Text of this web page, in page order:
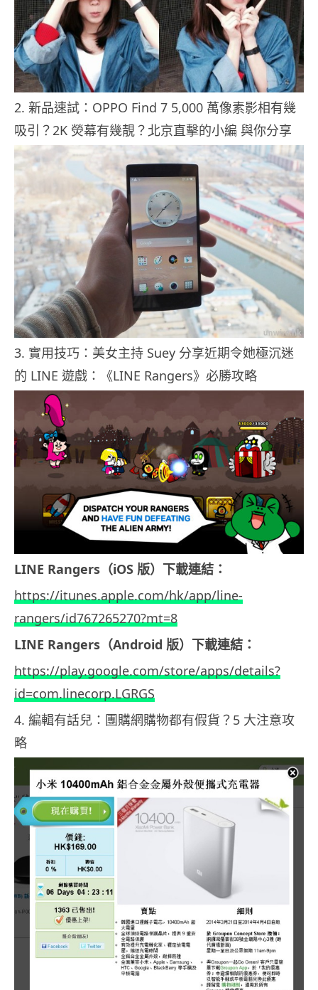
2. 新品速試：OPPO Find 7 5,000 萬像素影相有幾
吸引？2K 熒幕有幾靚？北京直擊的小編 與你分享
3. 實用技巧：美女主持 Suey 分享近期令她極沉迷
的 LINE 遊戲：《LINE Rangers》必勝攻略
LINE Rangers（iOS 版）下載連結：
https://itunes.apple.com/hk/app/line-
rangers/id767265270?mt=8
LINE Rangers （Android 版）下載連結：
https://play.google.com/store/apps/details?
id=com.linecorp.LGRGS
4. 編輯有話兒：團購網購物都有假貨？5 大注意攻
略